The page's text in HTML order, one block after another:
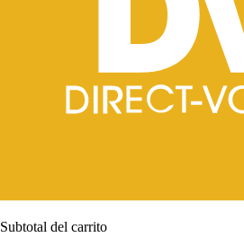
Subtotal del carrito